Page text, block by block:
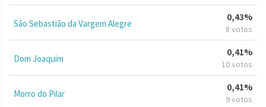
São Sebastião da Vargem Alegre
0,43%
8 votos
Dom Joaquim
0,41%
10 votos
Morro do Pilar
0,41%
9 votos